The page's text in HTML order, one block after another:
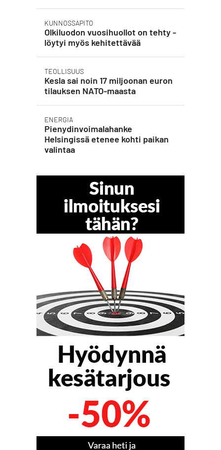
KUNNOSSAPITO
Olkiluodon vuosihuollot on tehty -
löytyi myös kehitettävää
TEOLLISUUS
Kesla sai noin 17 miljoonan euron
tilauksen NATO-maasta
ENERGIA
Pienydinvoimalahanke
Helsingissä etenee kohti paikan
valintaa